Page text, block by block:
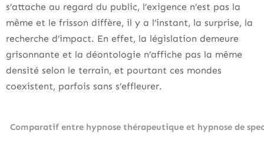
s’attache au regard du public, l’exigence n’est pas la
même et le frisson diffère, il y a l’instant, la surprise, la
recherche d’impact. En effet, la législation demeure
grisonnante et la déontologie n’affiche pas la même
densité selon le terrain, et pourtant ces mondes
coexistent, parfois sans s’effleurer.
Comparatif entre hypnose thérapeutique et hypnose de